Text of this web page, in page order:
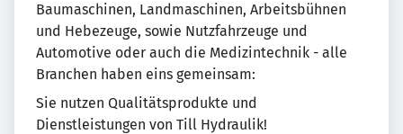
Baumaschinen, Landmaschinen, Arbeitsbühnen
und Hebezeuge, sowie Nutzfahrzeuge und
Automotive oder auch die Medizintechnik - alle
Branchen haben eins gemeinsam:
Sie nutzen Qualitätsprodukte und
Dienstleistungen von Till Hydraulik!